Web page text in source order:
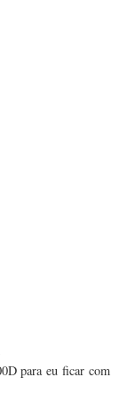
para eu ficar com